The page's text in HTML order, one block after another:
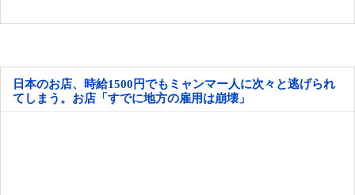
日本のお店、時給1500円でもミャンマー人に次々と逃げられ
てしまう。お店「すでに地方の雇用は崩壊」